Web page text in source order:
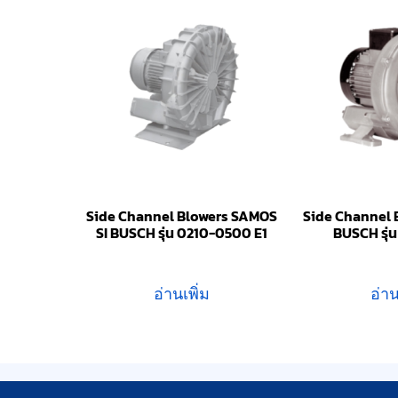
Side Channel Blowers SAMOS
SI BUSCH รุ่น 0210-0500 E1
อ่านเพิ่ม
Side Channel
BUSCH รุ่
อ่า